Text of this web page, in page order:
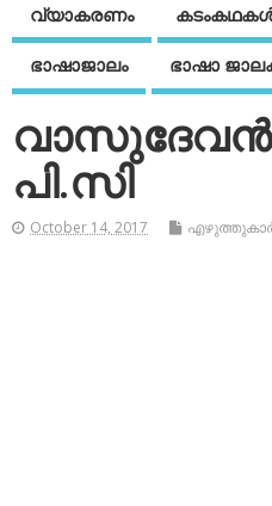
വ്യാകരണം
ഭാഷാജാലം ഭാഷാ
പി.സി
October 14, 2017